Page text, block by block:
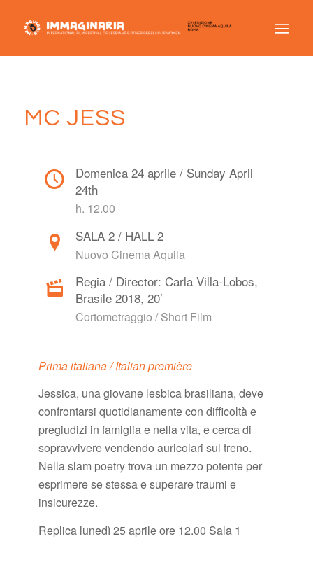
MC JESS
Domenica 24 aprile / Sunday April
24th
h. 12.00
SALA 2 / HALL 2
Nuovo Cinema Aquila
Regia / Director: Carla Villa-Lobos,
Brasile 2018, 20’
Cortometraggio / Short Film
Prima italiana / Italian première
Jessica, una giovane lesbica brasiliana, deve
confrontarsi quotidianamente con difficoltà e
pregiudizi in famiglia e nella vita, e cerca di
sopravvivere vendendo auricolari sul treno.
Nella slam poetry trova un mezzo potente per
esprimere se stessa e superare traumi e
insicurezze.
Replica lunedì 25 aprile ore 12.00 Sala 1